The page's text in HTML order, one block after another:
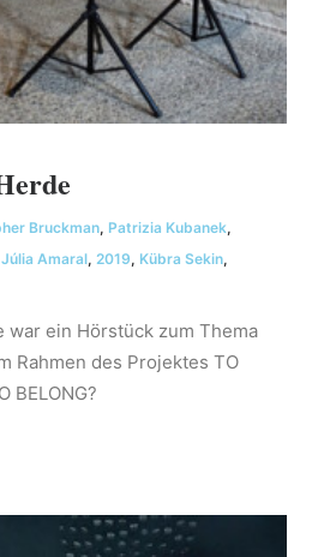
Bruckman, Patrizia Kubanek,
Amaral, 2019, Kübra Sekin,
war ein Hörstück zum Thema
Rahmen des Projektes TO
BELONG?